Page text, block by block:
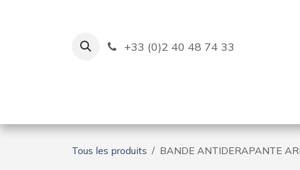
+33 (0)2 40 48 74 33
Tous les produits BANDE ANTIDERAPANTE